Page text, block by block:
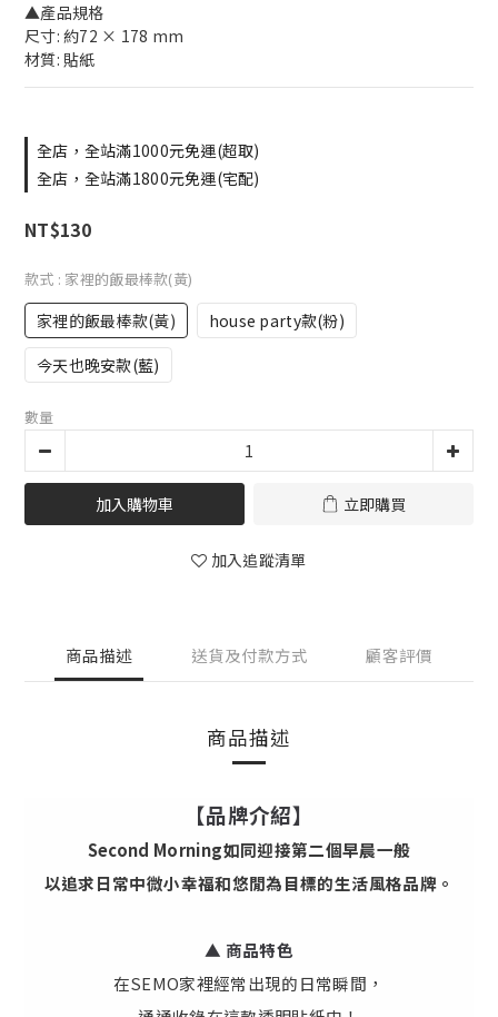
▲產品規格
尺寸: 約72 × 178 mm
材質: 貼紙
全店，全站滿1000元免運(超取)
全店，全站滿1800元免運(宅配)
NT$130
款式 : 家裡的飯最棒款(黃)
家裡的飯最棒款(黃)
house party款(粉)
今天也晚安款(藍)
數量
加入購物車 立即購買
加入追蹤清單
商品描述 送貨及付款方式 顧客評價
商品描述
【品牌介紹】
Second Morning如同迎接第二個早晨一般
以追求日常中微小幸福和悠閒為目標的生活風格品牌。
▲ 商品特色
在SEMO家裡經常出現的日常瞬間，